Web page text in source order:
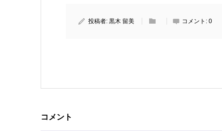
投稿者: 黒木 留美 コメント: 0
コメント